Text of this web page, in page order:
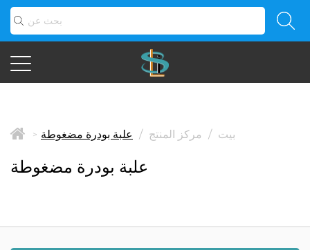
> بيت / مركز المنتج / علبة بودرة مضغوطة
علبة بودرة مضغوطة